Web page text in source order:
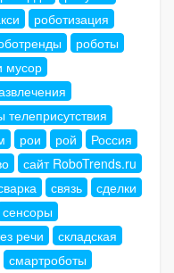
роботизация
роботы
мусор
телеприсутствия
рои рой
Россия
сайт RoboTrends.ru
связь
сделки
сенсоры
речи
складская
смартроботы